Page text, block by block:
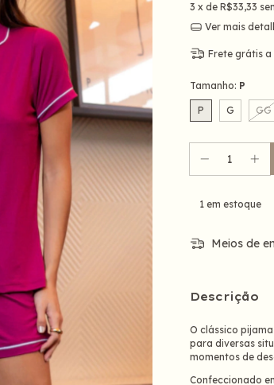
3 x de R$33,33
Ver mais
Frete grátis a
Tamanho: P
P G GG
1em estoque
Meios de
Descrição
O clássico
para diversas
momentos de
Confeccionado